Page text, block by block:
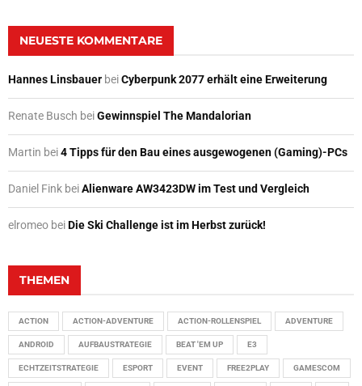
NEUESTE KOMMENTARE
Hannes Linsbauer beiCyberpunk 2077 erhält eine Erweiterung
Renate Busch beiGewinnspiel The Mandalorian
Martin bei4 Tipps für den Bau eines ausgewogenen (Gaming)-PCs
Daniel Fink beiAlienware AW3423DW im Test und Vergleich
elromeo beiDie Ski Challenge ist im Herbst zurück!
THEMEN
ACTION ACTION-ADVENTURE ACTION-ROLLENSPIEL ADVENTURE
ANDROID AUFBAUSTRATEGIE BEAT 'EM UP E3
ECHTZEITSTRATEGIE ESPORT EVENT FREE2PLAY GAMESCOM